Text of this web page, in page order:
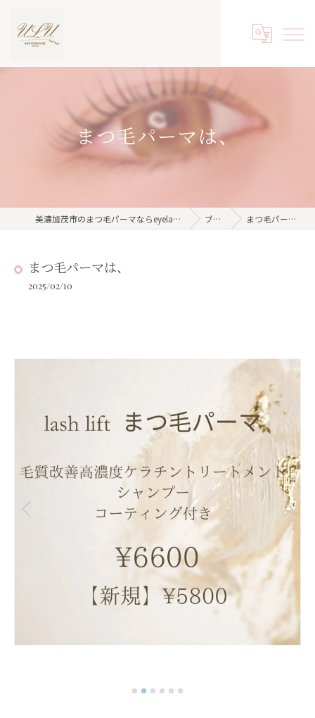
まつ毛パーマは、
美濃加茂市のまつ毛パーマならeyelash salon ulu ブログ まつ毛パーマは、
まつ毛パーマは、
2025/02/10